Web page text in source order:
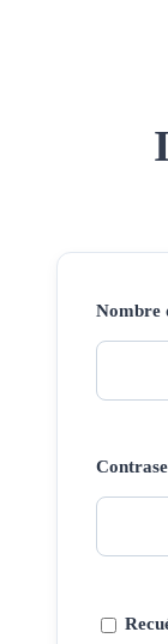
Nombre